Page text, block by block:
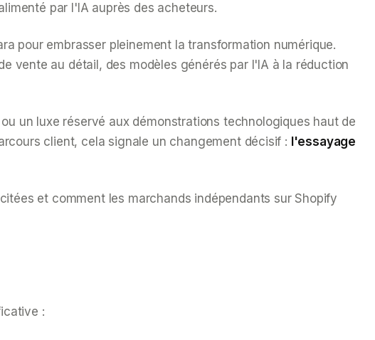
par l'IA auprès des acheteurs.
pour embrasser pleinement la transformation numérique.
vente au détail, des modèles générés par l'IA à la réduction
un luxe réservé aux démonstrations technologiques haut de
client, cela signale un changement décisif : l'essayage
et comment les marchands indépendants sur Shopify
: